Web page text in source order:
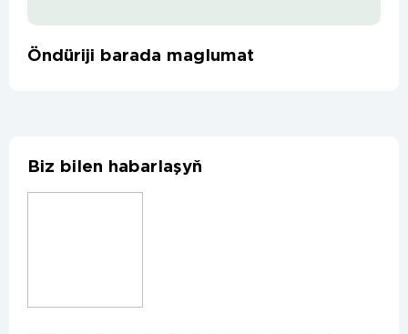
Öndüriji barada maglumat
Biz bilen habarlaşyň